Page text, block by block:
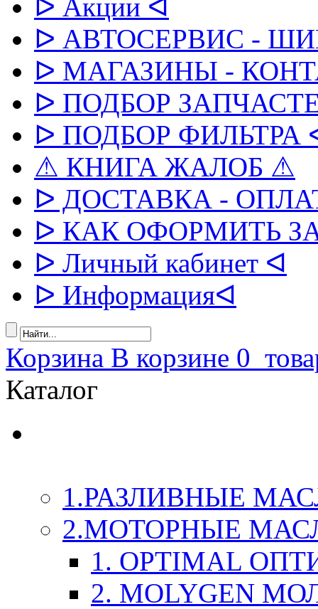
ᐅ Акции ᐊ
ᐅ АВТОСЕРВИС -
ᐅ МАГАЗИНЫ -
ᐅ ПОДБОР
ᐅ ПОДБОР ФИЛЬТРА
⚠ КНИГА ЖАЛОБ ⚠
ᐅ ДОСТАВКА -
ᐅ КАК ОФОРМИТЬ
ᐅ Личный кабинет ᐊ
ᐅ Информацияᐊ
Корзина В корзине 0
Каталог
1.РАЗЛИВНЫЕ
2.МОТОРНЫЕ
1. OPTIMAL
2. MOLYGEN